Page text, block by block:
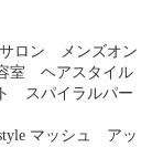
ロン メンズオン
ヘアスタイル
スパイラルパー
マッシュ アッ